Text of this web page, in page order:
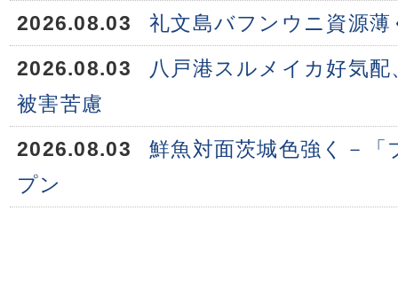
2026.08.03
礼文島バフンウニ資源薄
2026.08.03
八戸港スルメイカ好気
被害苦慮
2026.08.03
鮮魚対面茨城色強く－
プン